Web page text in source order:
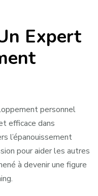
Expert
personnel
efficace dans
l’épanouissement
pour aider les autres
à devenir une figure